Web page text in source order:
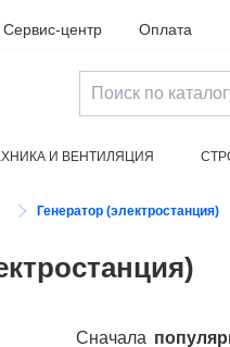
Сервис-центр Оплата
И ВЕНТИЛЯЦИЯ
Генератор (электростанция)
Сначала